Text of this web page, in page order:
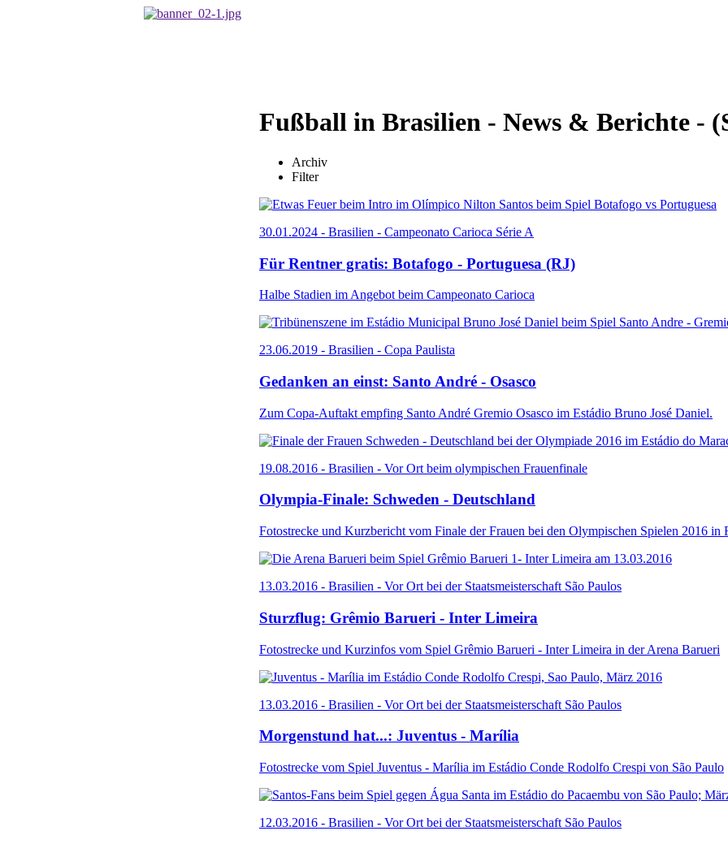
Fußball in Brasilien - News & Berichte -
Archiv
Filter
30.01.2024 - Brasilien - Campeonato Carioca Série A
Für Rentner gratis: Botafogo - Portuguesa (RJ)
Halbe Stadien im Angebot beim Campeonato Carioca
23.06.2019 - Brasilien - Copa Paulista
Gedanken an einst: Santo André - Osasco
Zum Copa-Auftakt empfing Santo André Gremio Osasco im Estádio Bruno José Daniel.
19.08.2016 - Brasilien - Vor Ort beim olympischen Frauenfinale
Olympia-Finale: Schweden - Deutschland
Fotostrecke und Kurzbericht vom Finale der Frauen bei den Olympischen Spielen 2016 in
13.03.2016 - Brasilien - Vor Ort bei der Staatsmeisterschaft São Paulos
Sturzflug: Grêmio Barueri - Inter Limeira
Fotostrecke und Kurzinfos vom Spiel Grêmio Barueri - Inter Limeira in der Arena Barueri
13.03.2016 - Brasilien - Vor Ort bei der Staatsmeisterschaft São Paulos
Morgenstund hat...: Juventus - Marília
Fotostrecke vom Spiel Juventus - Marília im Estádio Conde Rodolfo Crespi von São Paulo
12.03.2016 - Brasilien - Vor Ort bei der Staatsmeisterschaft São Paulos